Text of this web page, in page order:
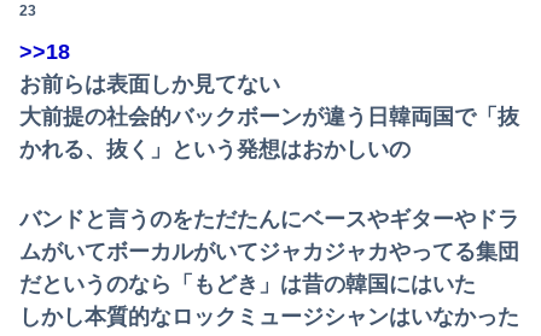
23
>>18
お前らは表面しか見てない
大前提の社会的バックボーンが違う日韓両国で「抜
かれる、抜く」という発想はおかしいの
バンドと言うのをただたんにベースやギターやドラ
ムがいてボーカルがいてジャカジャカやってる集団
だというのなら「もどき」は昔の韓国にはいた
しかし本質的なロックミュージシャンはいなかった